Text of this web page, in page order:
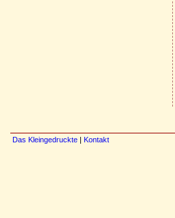
Das Kleingedruckte | Kontakt